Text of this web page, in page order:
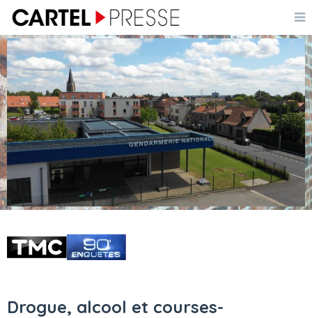
Drogue, alcool et courses-